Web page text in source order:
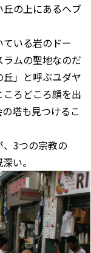
の上にあるヘブ
いる岩のドー
ムの聖地なのだ
」と呼ぶユダヤ
ろどころ顔を出
塔も見つけるこ
3つの宗教の
い。